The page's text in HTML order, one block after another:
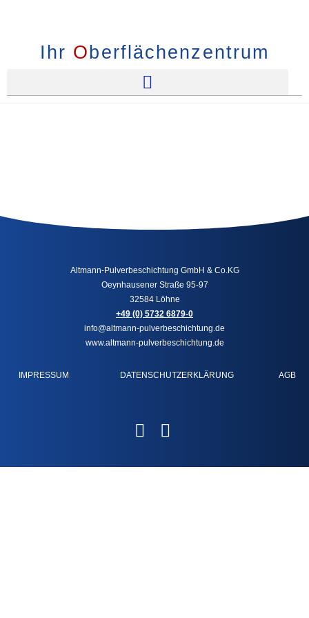
Ihr O berflächenzentrum
Altmann-Pulverbeschichtung GmbH & Co.KG
Oeynhausener Straße 95-97
32584 Löhne
+49 (0) 5732 6879-0
info@altmann-pulverbeschichtung.de
www.altmann-pulverbeschichtung.de
IMPRESSUM DATENSCHUTZERKLÄRUNG AGB